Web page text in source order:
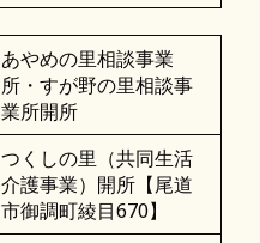
あやめの里相談事業
所・すが野の里相談事
業所開所
つくしの里（共同生活
介護事業）開所【尾道
市御調町綾目670】